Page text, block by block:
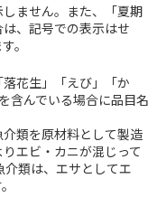
ません。また、「夏期
、記号での表示はせ
。
花生」「えび」「か
含んでいる場合に品目名
類を原材料として製造
エビ・カニが混じって
類は、エサとしてエ